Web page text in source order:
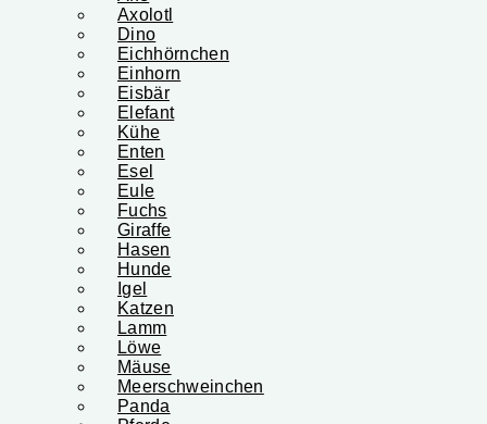
Axolotl
Dino
Eichhörnchen
Einhorn
Eisbär
Elefant
Kühe
Enten
Esel
Eule
Fuchs
Giraffe
Hasen
Hunde
Igel
Katzen
Lamm
Löwe
Mäuse
Meerschweinchen
Panda